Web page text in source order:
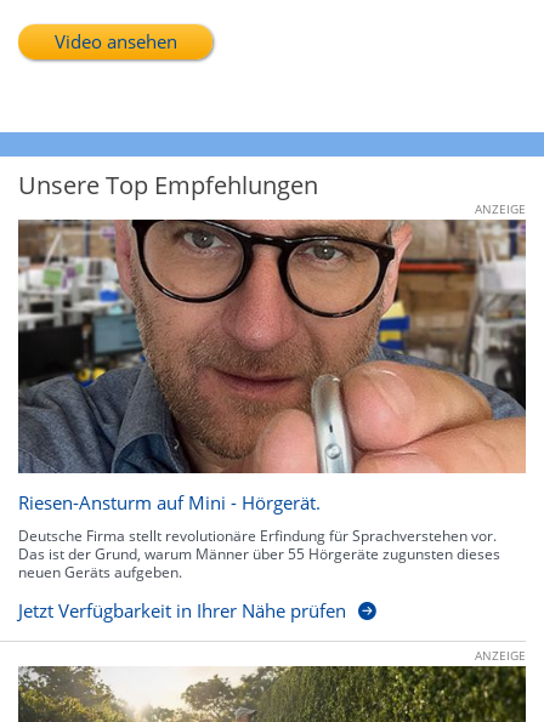
Video ansehen
Unsere Top Empfehlungen
ANZEIGE
Riesen-Ansturm auf Mini - Hörgerät.
Deutsche Firma stellt revolutionäre Erfindung für Sprachverstehen vor.
Das ist der Grund, warum Männer über 55 Hörgeräte zugunsten dieses
neuen Geräts aufgeben.
Jetzt Verfügbarkeit in Ihrer Nähe prüfen
ANZEIGE